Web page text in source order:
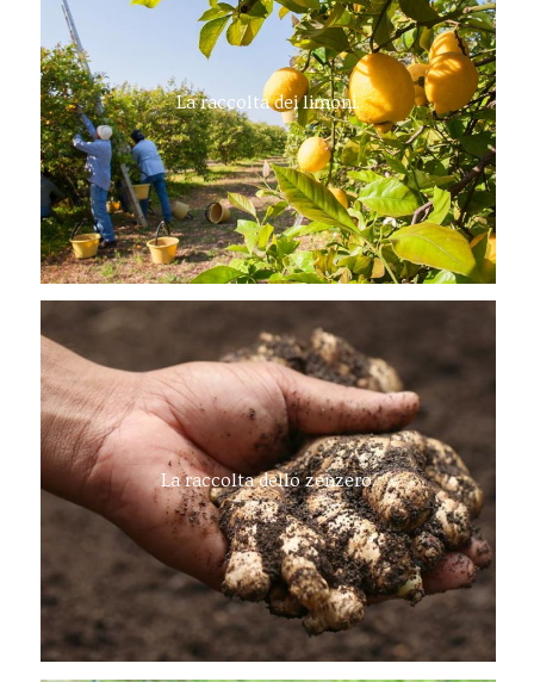
La raccolta dei limoni.
La raccolta dello zenzero.